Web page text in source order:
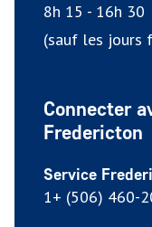
8h 15 - 16h 30
(sauf les jours
Connecter
Fredericton
Service
1+ (506) 460-